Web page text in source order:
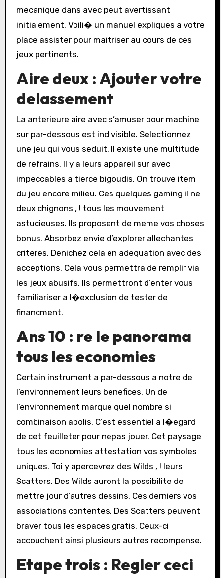
mecanique dans avec peut avertissant
initialement. Voili� un manuel expliques a votre
place assister pour maitriser au cours de ces
jeux pertinents.
Aire deux : Ajouter votre
delassement
La anterieure aire avec s’amuser pour machine
sur par-dessous est indivisible. Selectionnez
une jeu qui vous seduit. Il existe une multitude
de refrains. Il y a leurs appareil sur avec
impeccables a tierce bigoudis. On trouve item
du jeu encore milieu. Ces quelques gaming il ne
deux chignons , ! tous les mouvement
astucieuses. Ils proposent de meme vos choses
bonus. Absorbez envie d’explorer allechantes
criteres. Denichez cela en adequation avec des
acceptions. Cela vous permettra de remplir via
les jeux abusifs. Ils permettront d’enter vous
familiariser a l�exclusion de tester de
financment.
Ans 10 : re le panorama
tous les economies
Certain instrument a par-dessous a notre de
l’environnement leurs benefices. Un de
l’environnement marque quel nombre si
combinaison abolis. C’est essentiel a l�egard
de cet feuilleter pour nepas jouer. Cet paysage
tous les economies attestation vos symboles
uniques. Toi y apercevrez des Wilds , ! leurs
Scatters. Des Wilds auront la possibilite de
mettre jour d’autres dessins. Ces derniers vos
associations contentes. Des Scatters peuvent
braver tous les espaces gratis. Ceux-ci
accouchent ainsi plusieurs autres recompense.
Etape trois : Regler ceci